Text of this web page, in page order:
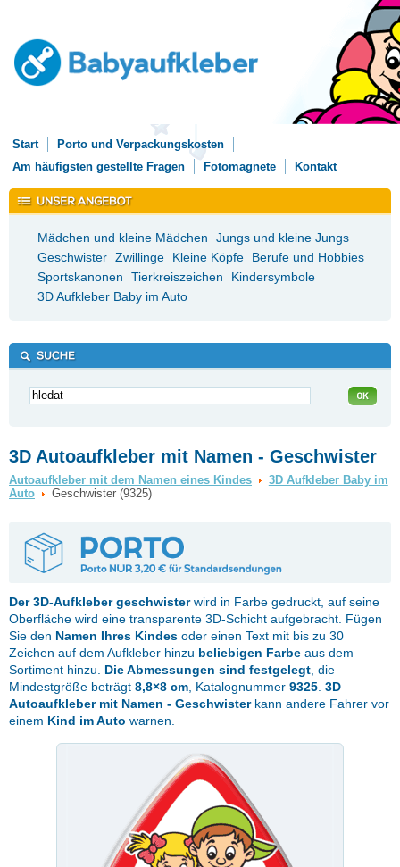
Start
Porto und Verpackungskosten
Am häufigsten gestellte Fragen
Fotomagnete Kontakt
Mädchen und kleine Mädchen
Jungs und kleine Jungs
Geschwister Zwillinge Kleine Köpfe
Berufe und Hobbies
Sportskanonen
Tierkreiszeichen
Kindersymbole
3D Aufkleber Baby im Auto
3D Autoaufkleber mit Namen - Geschwister
Autoaufkleber mit dem Namen eines Kindes
3D Aufkleber Baby im
Auto
Geschwister (9325)
Der 3D-Aufklebergeschwisterwird in Farbe gedruckt, auf seine
Oberfläche wird eine transparente 3D-Schicht aufgebracht. Fügen
Sie den Namen Ihres Kindes oder einen Text mit bis zu 30
Zeichen auf dem Aufkleber hinzu beliebigen Farbe aus dem
Sortiment hinzu. Die Abmessungen sind festgelegt , die
Mindestgröße beträgt 8,8×8 cm , Katalognummer 9325 3D
Autoaufkleber mit Namen - Geschwisterkann andere Fahrer vor
einem Kind im Auto warnen.